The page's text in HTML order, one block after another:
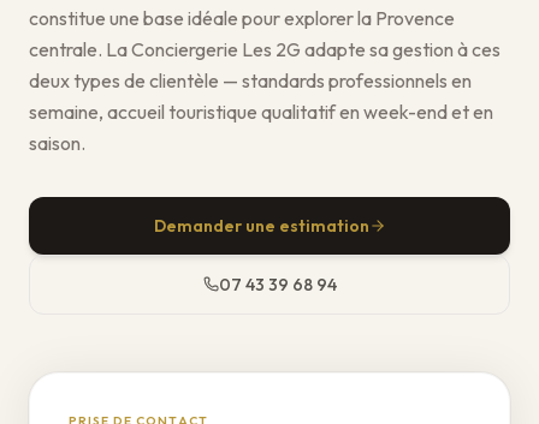
constitue une base idéale pour explorer la Provence
centrale. La Conciergerie Les 2G adapte sa gestion à ces
deux types de clientèle — standards professionnels en
semaine, accueil touristique qualitatif en week-end et en
saison.
Demander une estimation
07 43 39 68 94
PRISE DE CONTACT